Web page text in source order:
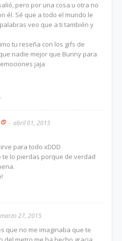
pero por una cosa u otra no
él. Sé que a todo el mundo le
veo que a ti también y
tu reseña con los gifs de
nadie mejor que Bunny para
jaja
abril 01, 2015
para todo xDDD
te lo pierdas porque de verdad
marzo 27, 2015
que no me imaginaba que te